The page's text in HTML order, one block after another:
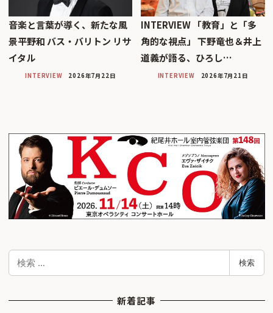
音楽と言葉が導く、新たな風
景平野和 バス・バリトン リサ
イタル
INTERVIEW 2026年7月22日
INTERVIEW 「教育」と「多
角的な視点」 下野竜也＆井上
道義が語る、ひろし…
INTERVIEW 2026年7月21日
検
検索
新着記事